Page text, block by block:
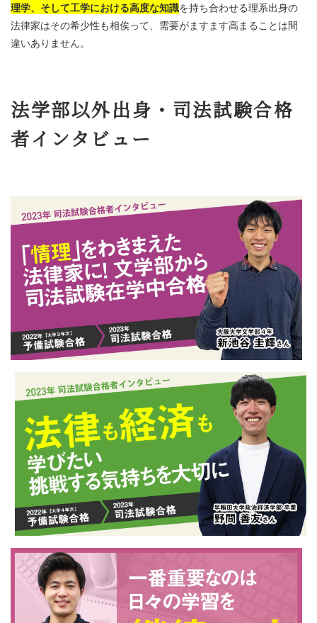
理学、そして工学における高度な知識を持ち合わせる理系出身の
法律家はその希少性も相俟って、需要がますます高まることは間
違いありません。
法学部以外出身・司法試験合格
者インタビュー